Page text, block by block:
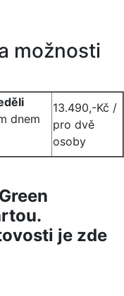
možnosti
dnem
13.490,-Kč /
pro dvě
osoby
je zde